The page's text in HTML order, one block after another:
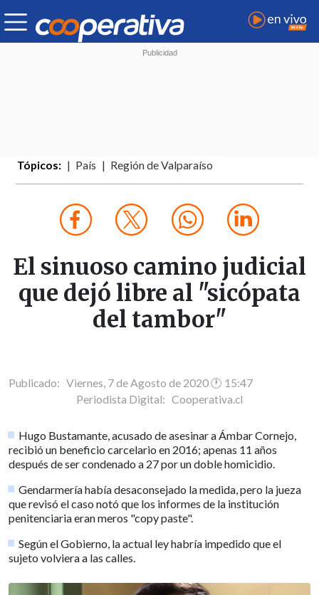
Tópicos: País Región de Valparaíso
El sinuoso camino judicial
que dejó libre al "sicópata
del tambor"
Publicado: Viernes, 7 de Agosto de 2020 🕐 15:47
Periodista Digital: Cooperativa.cl
Hugo Bustamante, acusado de asesinar a Ámbar Cornejo,
recibió un beneficio carcelario en 2016; apenas 11 años
después de ser condenado a 27 por un doble homicidio.
Gendarmería había desaconsejado la medida, pero la jueza
que revisó el caso notó que los informes de la institución
penitenciaria eran meros "copy paste".
Según el Gobierno, la actual ley habría impedido que el
sujeto volviera a las calles.